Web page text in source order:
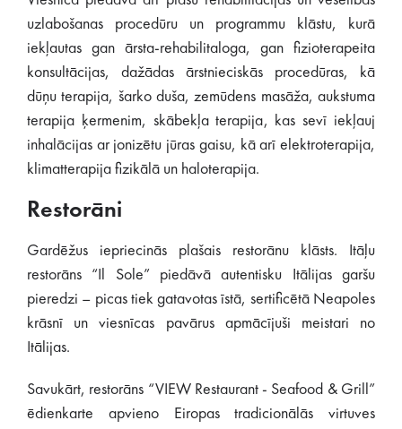
uzlabošanas procedūru un programmu klāstu, kurā
iekļautas gan ārsta-rehabilitaloga, gan fizioterapeita
konsultācijas, dažādas ārstnieciskās procedūras, kā
dūņu terapija, šarko duša, zemūdens masāža, aukstuma
terapija ķermenim, skābekļa terapija, kas sevī iekļauj
inhalācijas ar jonizētu jūras gaisu, kā arī elektroterapija,
klimatterapija fizikālā un haloterapija.
Restorāni
Gardēžus iepriecinās plašais restorānu klāsts. Itāļu
restorāns “Il Sole” piedāvā autentisku Itālijas garšu
pieredzi – picas tiek gatavotas īstā, sertificētā Neapoles
krāsnī un viesnīcas pavārus apmācījuši meistari no
Itālijas.
Savukārt, restorāns “VIEW Restaurant - Seafood & Grill”
ēdienkarte apvieno Eiropas tradicionālās virtuves